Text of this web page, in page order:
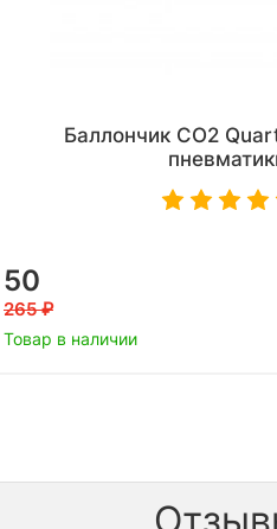
Баллончик CO2
50
265
Товар в наличии